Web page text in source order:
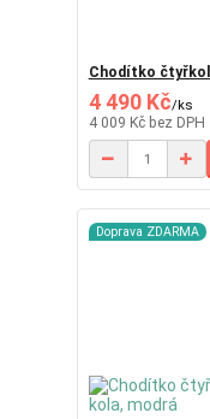
Chodítko
4 490 Kč/ks
4 009 Kč bez DPH
Doprava ZDARMA